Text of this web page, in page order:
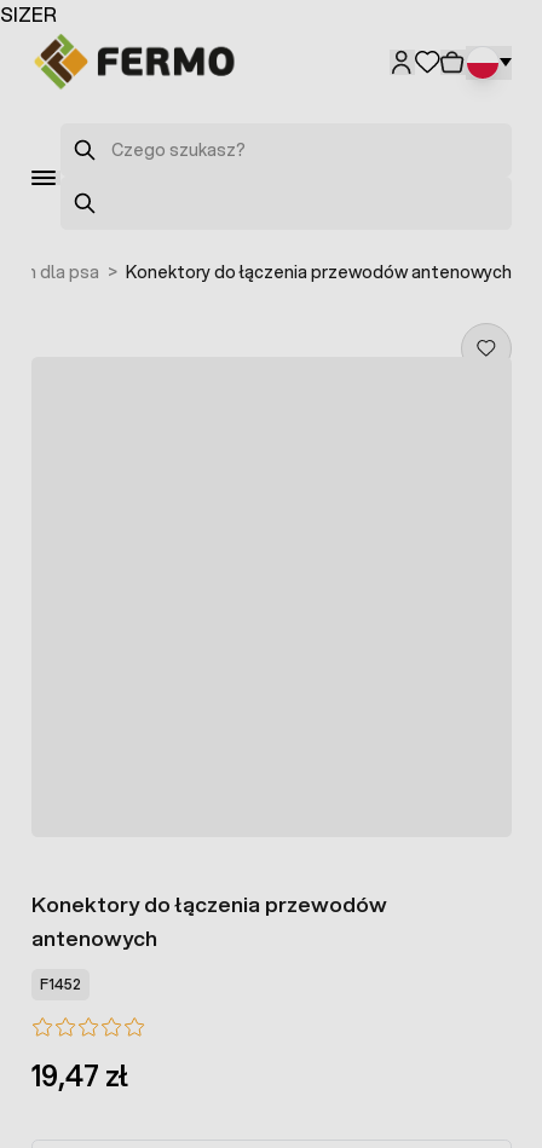
Przejdź do treści
Szukaj
Szukaj
dla psa > Konektory do łączenia przewodów antenowych
Konektory do łączenia przewodów
antenowych
F1452
19,47 zł
SIZER